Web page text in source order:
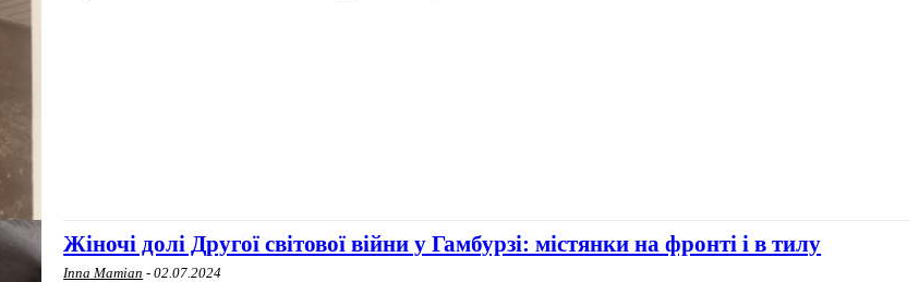
Жіночі долі Другої світової війни у Гамбурзі: містянки на фронті і в тилу
Inna Mamian - 02.07.2024